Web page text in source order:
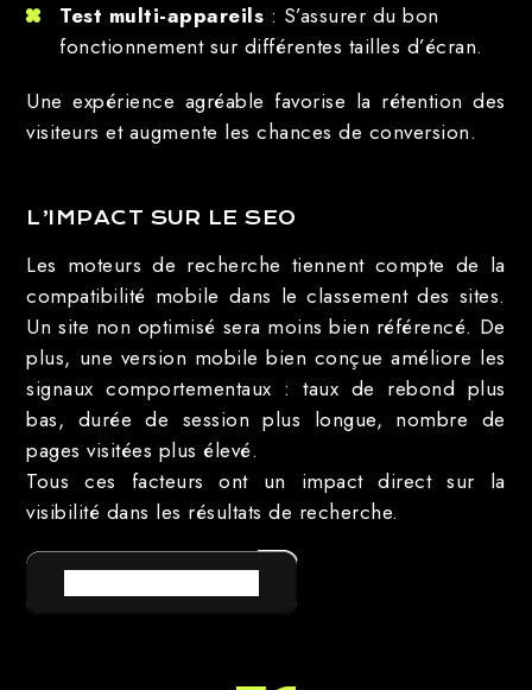
Test multi-appareils : S’assurer du bon
fonctionnement sur différentes tailles d’écran.
Une expérience agréable favorise la rétention des
visiteurs et augmente les chances de conversion.
L’IMPACT SUR LE SEO
Les moteurs de recherche tiennent compte de la
compatibilité mobile dans le classement des sites.
Un site non optimisé sera moins bien référencé. De
plus, une version mobile bien conçue améliore les
signaux comportementaux : taux de rebond plus
bas, durée de session plus longue, nombre de
pages visitées plus élevé.
Tous ces facteurs ont un impact direct sur la
visibilité dans les résultats de recherche.